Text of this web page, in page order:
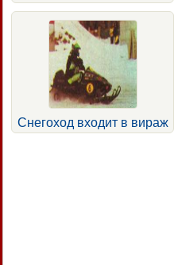
Снегоход входит в вираж